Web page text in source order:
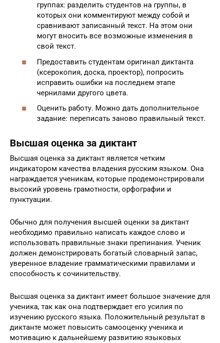
группах: разделить студентов на группы, в
которых они комментируют между собой и
сравнивают записанный текст. На этом они
могут вносить все возможные изменения в
свой текст.
Предоставить студентам оригинал диктанта
(ксерокопия, доска, проектор), попросить
исправить ошибки на последнем этапе
чернилами другого цвета.
Оценить работу. Можно дать дополнительное
задание: переписать заново правильный текст.
Высшая оценка за диктант
Высшая оценка за диктант является четким
индикатором качества владения русским языком. Она
награждается ученикам, которые продемонстрировали
высокий уровень грамотности, орфографии и
пунктуации.
Обычно для получения высшей оценки за диктант
необходимо правильно написать каждое слово и
использовать правильные знаки препинания. Ученик
должен демонстрировать богатый словарный запас,
уверенное владение грамматическими правилами и
способность к сочинительству.
Высшая оценка за диктант имеет большое значение для
ученика, так как она подтверждает его усилия по
изучению русского языка. Положительный результат в
диктанте может повысить самооценку ученика и
мотивацию к дальнейшему развитию языковых